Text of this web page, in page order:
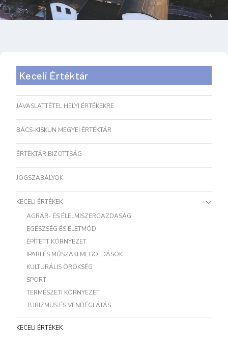
Keceli Értéktár
JAVASLATTÉTEL HELYI ÉRTÉKEKRE
BÁCS-KISKUN MEGYEI ÉRTÉKTÁR
ÉRTÉKTÁR BIZOTTSÁG
JOGSZABÁLYOK
KECELI ÉRTÉKEK
AGRÁR- ÉS ÉLELMISZERGAZDASÁG
EGÉSZSÉG ÉS ÉLETMÓD
ÉPÍTETT KÖRNYEZET
IPARI ÉS MŰSZAKI MEGOLDÁSOK
KULTURÁLIS ÖRÖKSÉG
SPORT
TERMÉSZETI KÖRNYEZET
TURIZMUS ÉS VENDÉGLÁTÁS
KECELI ÉRTÉKEK